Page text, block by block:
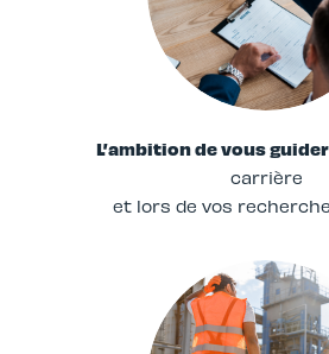
L’ambition de vous guider
carrière
et lors de vos